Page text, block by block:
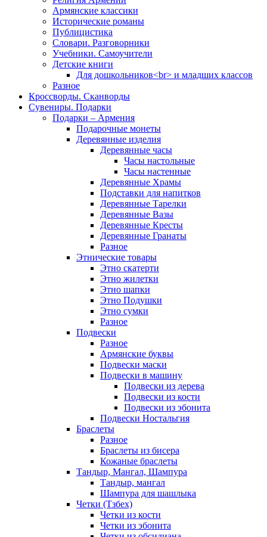
Армянские классики
Исторические романы
Публицистика
Словари. Разговорники
Учебники. Самоучители
Детские книги
Для дошкольников<br> и младших классов
Разное
Кроссворды. Сканворды
Сувениры. Подарки
Подарки – Армения
Подарочные монеты
Деревянные изделия
Деревянные часы
Часы настольные
Часы настенные
Деревянные Храмы
Подставки для напитков
Деревянные Тарелки
Деревянные Вазы
Деревянные Кресты
Деревянные Гранаты
Разное
Этнические товары
Этно скатерти
Этно жилетки
Этно шапки
Этно Подушки
Этно сумки
Разное
Подвески
Разное
Армянские буквы
Подвески маски
Подвески в машину
Подвески из дерева
Подвески из кости
Подвески из эбонита
Подвески Ностальгия
Браслеты
Разное
Браслеты из бисера
Кожаные браслеты
Тандыр, Мангал, Шампура
Тандыр, мангал
Шампура для шашлыка
Четки (Тзбех)
Четки из кости
Четки из эбонита